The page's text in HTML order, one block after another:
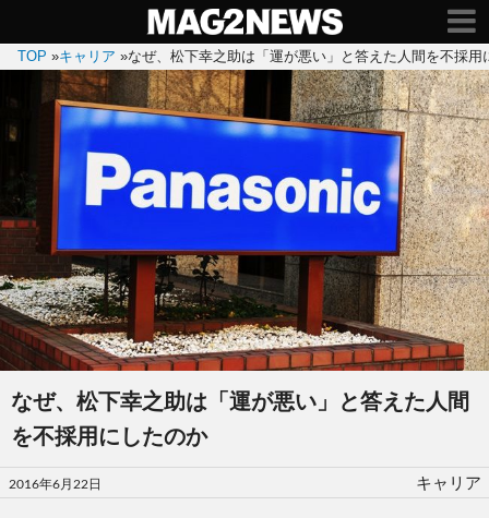
TOP »キャリア »なぜ、松下幸之助は「運が悪い」と答えた人間を不採用
なぜ、松下幸之助は「運が悪い」と答えた人間
を不採用にしたのか
投
稿
2016年6月22日 キャリア